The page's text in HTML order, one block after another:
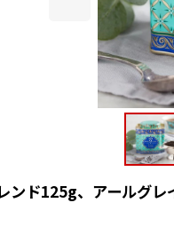
ンド125g、アールグ